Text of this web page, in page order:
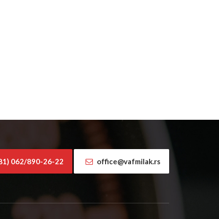
062/890-26-22 office@vafmilak.rs